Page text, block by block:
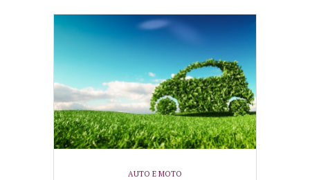
AUTO E MOTO